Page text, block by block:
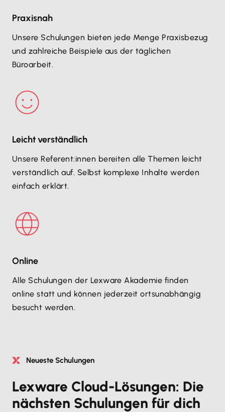
Praxisnah
Unsere Schulungen bieten jede Menge Praxisbezug
und zahlreiche Beispiele aus der täglichen
Büroarbeit.
Leicht verständlich
Unsere Referent:innen bereiten alle Themen leicht
verständlich auf. Selbst komplexe Inhalte werden
einfach erklärt.
Online
Alle Schulungen der Lexware Akademie finden
online statt und können jederzeit ortsunabhängig
besucht werden.
Neueste Schulungen
Lexware Cloud-Lösungen: Die
nächsten Schulungen für dich